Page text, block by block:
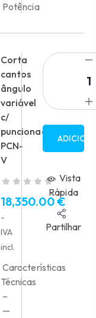
Potência
Corta
cantos
ângulo
variável
c/
puncionadora
PCN-
V
18,350.00€
-
IVA
incl.
Características
Técnicas
–
—
Vista
Rápida
Partilhar